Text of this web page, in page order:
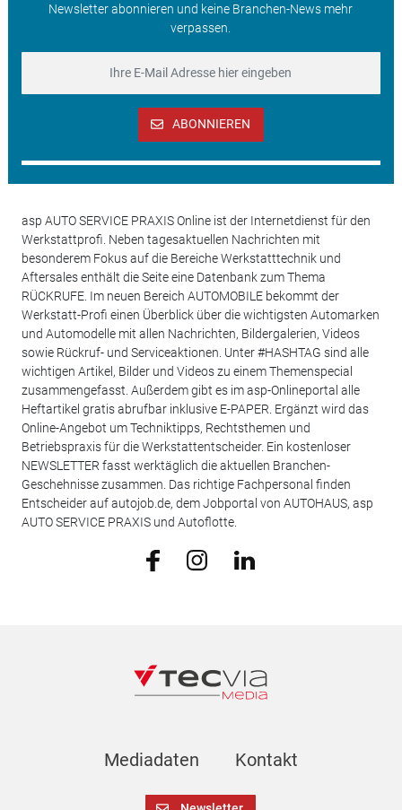
Newsletter abonnieren und keine Branchen-News mehr
verpassen.
ABONNIEREN
asp AUTO SERVICE PRAXIS Online ist der Internetdienst für den
Werkstattprofi. Neben tagesaktuellen Nachrichten mit
besonderem Fokus auf die Bereiche Werkstatttechnik und
Aftersales enthält die Seite eine Datenbank zum Thema
RÜCKRUFE. Im neuen Bereich AUTOMOBILE bekommt der
Werkstatt-Profi einen Überblick über die wichtigsten Automarken
und Automodelle mit allen Nachrichten, Bildergalerien, Videos
sowie Rückruf- und Serviceaktionen. Unter #HASHTAG sind alle
wichtigen Artikel, Bilder und Videos zu einem Themenspecial
zusammengefasst. Außerdem gibt es im asp-Onlineportal alle
Heftartikel gratis abrufbar inklusive E-PAPER. Ergänzt wird das
Online-Angebot um Techniktipps, Rechtsthemen und
Betriebspraxis für die Werkstattentscheider. Ein kostenloser
NEWSLETTER fasst werktäglich die aktuellen Branchen-
Geschehnisse zusammen. Das richtige Fachpersonal finden
Entscheider auf autojob.de, dem Jobportal von AUTOHAUS, asp
AUTO SERVICE PRAXIS und Autoflotte.
Mediadaten Kontakt